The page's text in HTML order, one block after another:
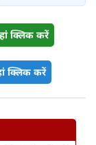
क्लिक करें
क्लिक करें